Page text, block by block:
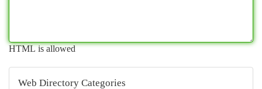
HTML is allowed
Web Directory Categories